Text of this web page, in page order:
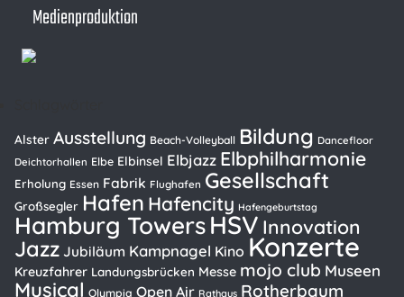
Medienproduktion
Alster Ausstellung Beach-Volleyball Bildung Dancefloor
Deichtorhallen Elbe Elbinsel Elbjazz Elbphilharmonie
Erholung Essen Fabrik Flughafen Gesellschaft
Großsegler Hafen Hafencity Hafengeburtstag
Hamburg TowersHSV Innovation
Jazz Jubiläum Kampnagel Kino Konzerte
Kreuzfahrer Landungsbrücken Messe mojo club Museen
Musical Olympia Open Air Rathaus Rotherbaum